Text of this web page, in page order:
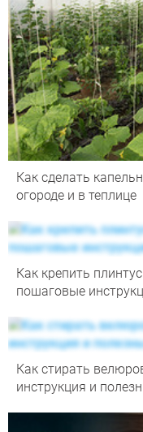
Как сделать
огороде и в теплице
Как крепить
пошаговые
Как стирать
инструкция и